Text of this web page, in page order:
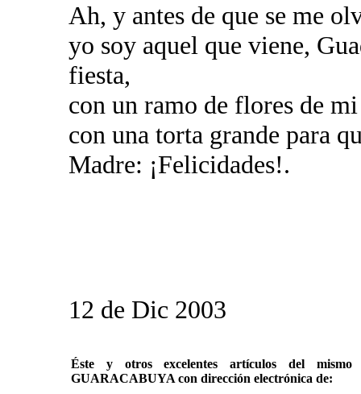
Ah, y antes de que se me
yo soy aquel que viene,
fiesta,
con un ramo de flores de
con una torta grande para
Madre: ¡Felicidades!.
12 de Dic 2003
Éste y otros excelentes artículos del
GUARACABUYA con dirección electrónica de: